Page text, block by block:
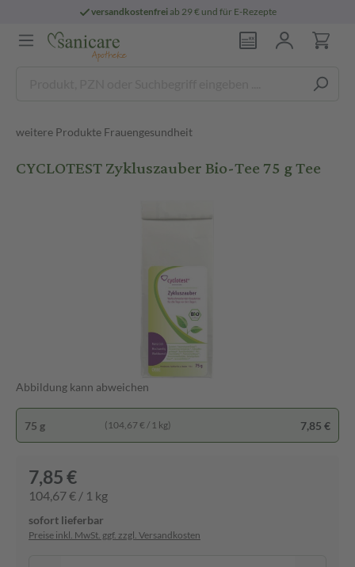
versandkostenfreiab 29 € und für E-Rezepte
weitere Produkte Frauengesundheit
CYCLOTEST Zykluszauber Bio-Tee 75 g Tee
Abbildung kann abweichen
75 g (104,67 € / 1 kg) 7,85 €
7,85 €
104,67 € / 1 kg
sofort lieferbar
Preise inkl. MwSt. ggf. zzgl. Versandkosten